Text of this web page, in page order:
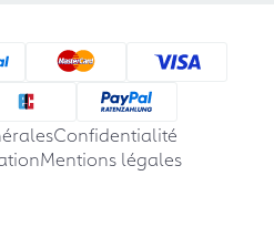
Confidentialité
Mentions légales